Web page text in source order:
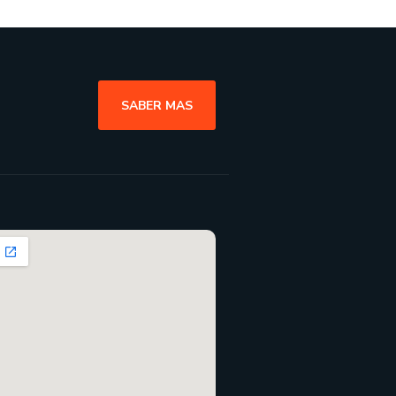
SABER MAS